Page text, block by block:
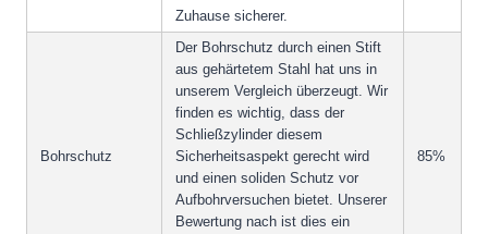
Zuhause sicherer.
Bohrschutz
Der Bohrschutz durch einen Stift
aus gehärtetem Stahl hat uns in
unserem Vergleich überzeugt. Wir
finden es wichtig, dass der
Schließzylinder diesem
Sicherheitsaspekt gerecht wird
und einen soliden Schutz vor
Aufbohrversuchen bietet. Unserer
Bewertung nach ist dies ein
85%